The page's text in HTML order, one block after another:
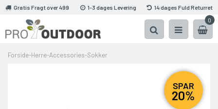
Gratis Fragt over 499 1-3 dages Levering
14 dages Fuld Returret
0
Forside-Herre-Accessories-Sokker
SPAR
20%